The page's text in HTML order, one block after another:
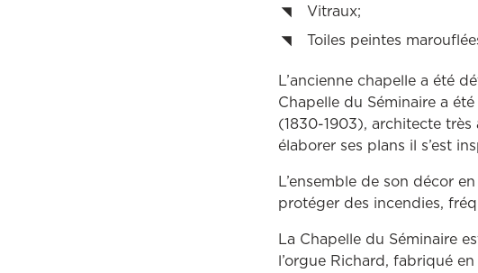
Vitraux;
Toiles peintes
L’ancienne chapelle a été
Chapelle du Séminaire a
(1830-1903), architecte
élaborer ses plans il s’est
L’ensemble de son décor
protéger des incendies,
La Chapelle du Séminaire
l’orgue Richard, fabriqué